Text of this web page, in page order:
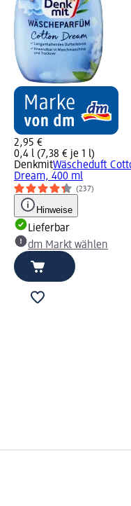
2,95 €
0,4 l (7,38 € je 1 l)
DenkmitWäscheduft
Dream, 400 ml
(237)
Hinweise
Lieferbar
dm Markt wählen